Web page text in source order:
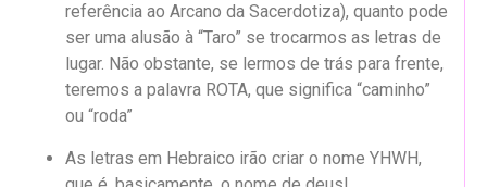
referência ao Arcano da Sacerdotiza), quanto pode
ser uma alusão à “Taro” se trocarmos as letras de
lugar. Não obstante, se lermos de trás para frente,
teremos a palavra ROTA, que significa “caminho”
ou “roda”
As letras em Hebraico irão criar o nome YHWH,